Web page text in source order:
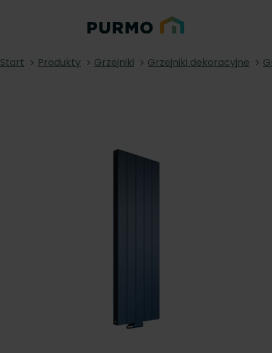
Start Produkty Grzejniki Grzejniki dekoracyjne